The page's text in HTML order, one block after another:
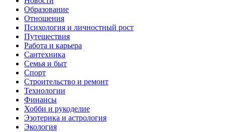
Образование
Отношения
Психология и личностный рост
Путешествия
Работа и карьера
Сантехника
Семья и быт
Спорт
Строительство и ремонт
Технологии
Финансы
Хобби и рукоделие
Эзотерика и астрология
Экология